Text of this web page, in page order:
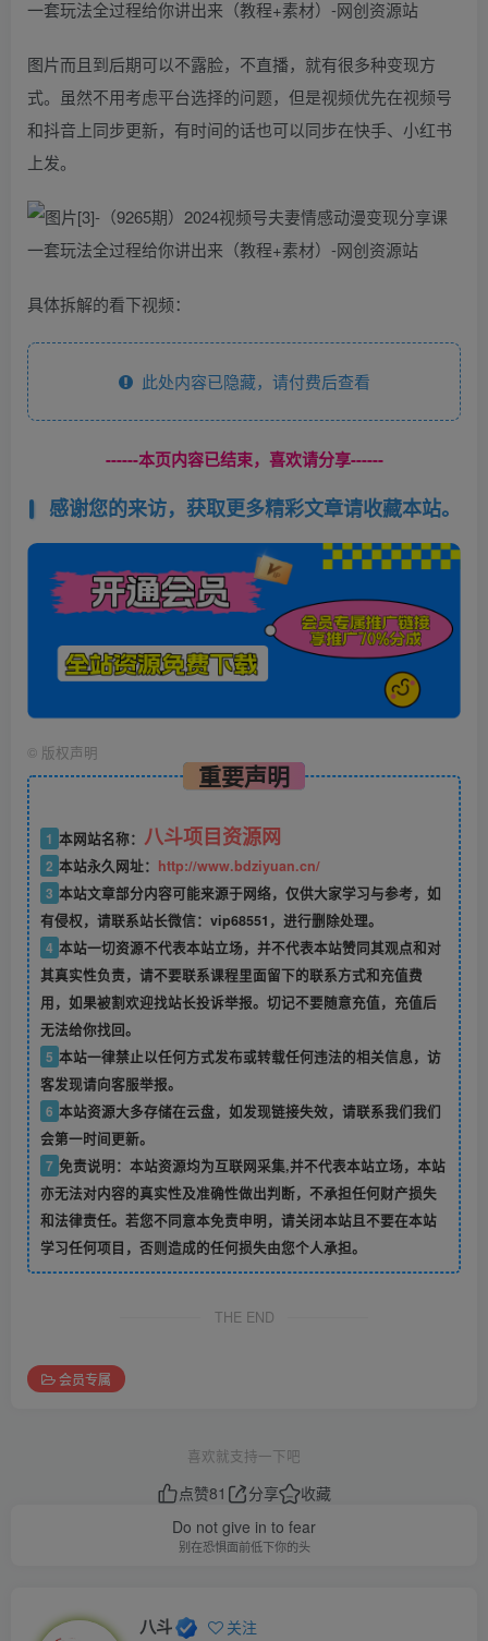
图片而且到后期可以不露脸，不直播，就有很多种变现方
式。虽然不用考虑平台选择的问题，但是视频优先在视频号
和抖音上同步更新，有时间的话也可以同步在快手、小红书
上发。
具体拆解的看下视频：
此处内容已隐藏，请付费后查看
------本页内容已结束，喜欢请分享------
感谢您的来访，获取更多精彩文章请收藏本站。
© 版权声明
重要声明
1 本网站名称： 八斗项目资源网
2 本站永久网址： http://www.bdziyuan.cn/
3 本站文章部分内容可能来源于网络，仅供大家学习与参考，如
有侵权，请联系站长微信：vip68551，进行删除处理。
4 本站一切资源不代表本站立场，并不代表本站赞同其观点和对
其真实性负责，请不要联系课程里面留下的联系方式和充值费
用，如果被割欢迎找站长投诉举报。切记不要随意充值，充值后
无法给你找回。
5 本站一律禁止以任何方式发布或转载任何违法的相关信息，访
客发现请向客服举报。
6 本站资源大多存储在云盘，如发现链接失效，请联系我们我们
会第一时间更新。
7 免责说明：本站资源均为互联网采集,并不代表本站立场，本站
亦无法对内容的真实性及准确性做出判断，不承担任何财产损失
和法律责任。若您不同意本免责申明，请关闭本站且不要在本站
学习任何项目，否则造成的任何损失由您个人承担。
THE END
会员专属
喜欢就支持一下吧
点赞81 分享
收藏
Do not give in to fear
别在恐惧面前低下你的头
八斗 关注